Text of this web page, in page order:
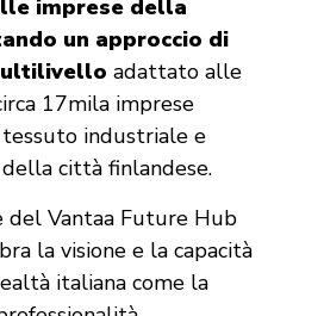
imprese della
un approccio di
adattato alle
17mila imprese
industriale e
città finlandese.
del Vantaa Future Hub
la visione e la capacità
italiana come la